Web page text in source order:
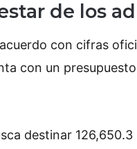
de los
con cifras
con un
destinar